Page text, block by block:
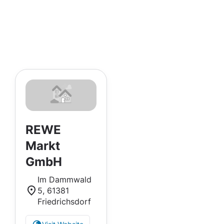
REWE
Markt
GmbH
Im Dammwald
5, 61381
Friedrichsdorf